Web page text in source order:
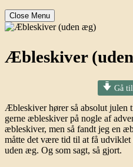
Close Menu
Æbleskiver
Gå
Æbleskiver hører så absolut julen
gerne æbleskiver på nogle af
æbleskiver, men så fandt jeg en
måtte det være tid til at få
uden æg. Og som sagt, så gjort.